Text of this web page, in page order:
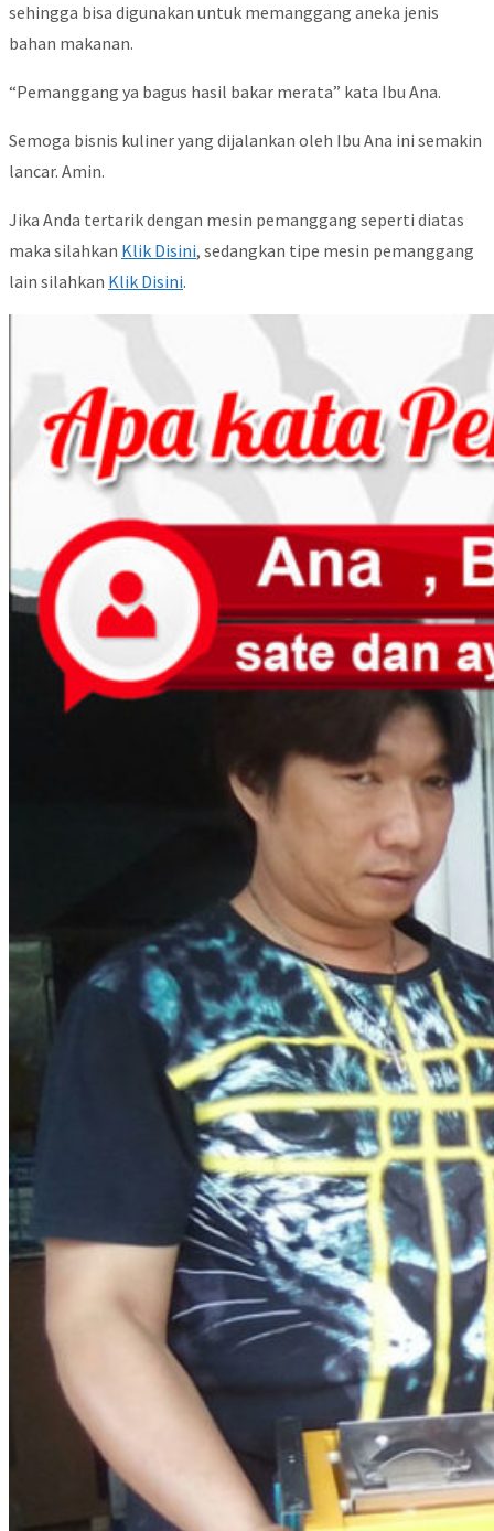
sehingga bisa digunakan untuk memanggang aneka jenis
bahan makanan.
“Pemanggang ya bagus hasil bakar merata” kata Ibu Ana.
Semoga bisnis kuliner yang dijalankan oleh Ibu Ana ini semakin
lancar. Amin.
Jika Anda tertarik dengan mesin pemanggang seperti diatas
maka silahkan Klik Disini, sedangkan tipe mesin pemanggang
lain silahkan Klik Disini.